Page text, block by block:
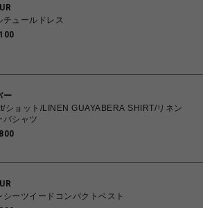
チュールドレス
ー
ショット/LINEN GUAYABERA SHIRT/リネン
バシャツ
シーツイードコンパクトベスト